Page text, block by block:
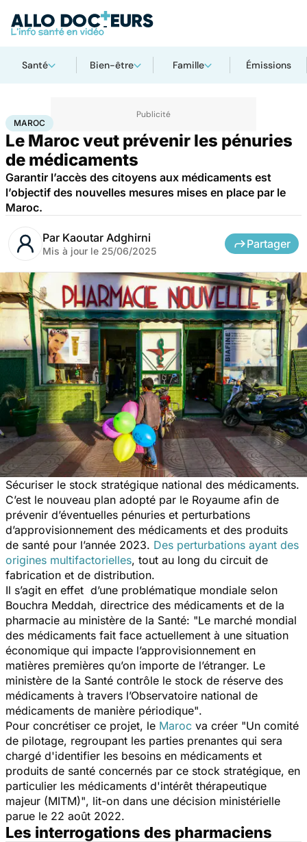
Santé Bien-être Famille Émissions
AccueilSanté Maroc
MAROC
Le Maroc veut prévenir les pénuries
de médicaments
Garantir l’accès des citoyens aux médicaments est
l’objectif des nouvelles mesures mises en place par le
Maroc.
Par Kaoutar Adghirni
Mis à jour le 25/06/2025
Partager
Sécuriser le stock stratégique national des médicaments.
C’est le nouveau plan adopté par le Royaume afin de
prévenir d’éventuelles pénuries et perturbations
d’approvisionnement des médicaments et des produits
de santé pour l’année 2023. Des perturbations ayant des
origines multifactorielles, tout au long du circuit de
fabrication et de distribution.
Il s’agit en effet d’une problématique mondiale selon
Bouchra Meddah, directrice des médicaments et de la
pharmacie au ministère de la Santé: "Le marché mondial
des médicaments fait face actuellement à une situation
économique qui impacte l’approvisionnement en
matières premières qu’on importe de l’étranger. Le
ministère de la Santé contrôle le stock de réserve des
médicaments à travers l’Observatoire national de
médicaments de manière périodique".
Pour concrétiser ce projet, le Maroc va créer "Un comité
de pilotage, regroupant les parties prenantes qui sera
chargé d'identifier les besoins en médicaments et
produits de santé concernés par ce stock stratégique, en
particulier les médicaments d'intérêt thérapeutique
majeur (MITM)", lit-on dans une décision ministérielle
parue le 22 août 2022.
Les interrogations des pharmaciens